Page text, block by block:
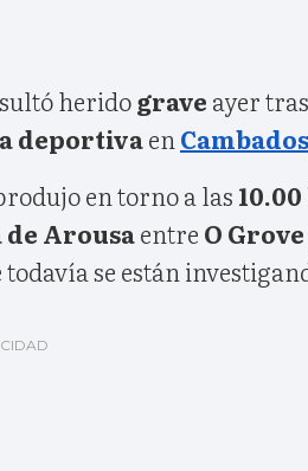
heridograve ayer
deportivaen Cambados
en torno a las
Arousaentre O Grove
se están